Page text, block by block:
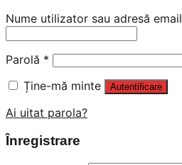
Nume utilizator sau adresă email
Parolă *
Ține-mă minte
Autentificare
Ai uitat parola?
Înregistrare